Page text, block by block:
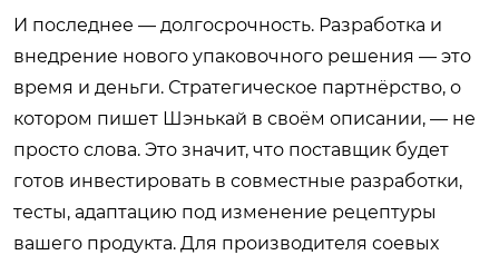
И последнее — долгосрочность. Разработка и
внедрение нового упаковочного решения — это
время и деньги. Стратегическое партнёрство, о
котором пишет Шэнькай в своём описании, — не
просто слова. Это значит, что поставщик будет
готов инвестировать в совместные разработки,
тесты, адаптацию под изменение рецептуры
вашего продукта. Для производителя соевых